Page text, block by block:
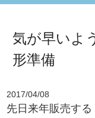
気が早いよ
形準備
2017/04/08
先日来年販売す